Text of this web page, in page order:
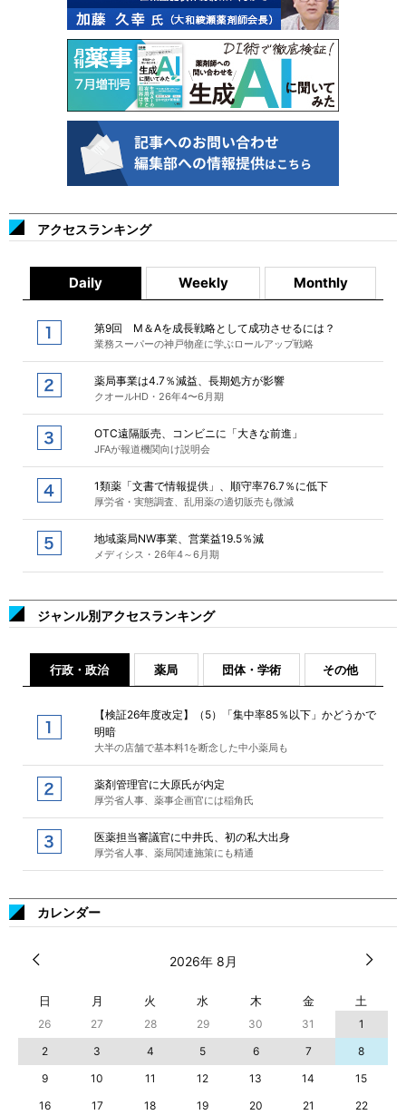
アクセスランキング
Daily Weekly Monthly
第9回 M＆Aを成長戦略として成功させるには？
業務スーパーの神戸物産に学ぶロールアップ戦略
薬局事業は4.7％減益、長期処方が影響
クオールHD・26年4〜6月期
OTC遠隔販売、コンビニに「大きな前進」
JFAが報道機関向け説明会
1類薬「文書で情報提供」、順守率76.7％に低下
厚労省・実態調査、乱用薬の適切販売も微減
地域薬局NW事業、営業益19.5％減
メディシス・26年4～6月期
ジャンル別アクセスランキング
行政・政治 薬局 団体・学術 その他
【検証26年度改定】（5）「集中率85％以下」かどうかで
明暗
大半の店舗で基本料1を断念した中小薬局も
薬剤管理官に大原氏が内定
厚労省人事、薬事企画官には稲角氏
医薬担当審議官に中井氏、初の私大出身
厚労省人事、薬局関連施策にも精通
カレンダー
2026年 8月
日 月 火 水 木 金 土
26 27 28 29 30 31
1
2
3 4 5 6 7
8
9
10 11 12 13 14
15
16
17 18 19 20 21
22